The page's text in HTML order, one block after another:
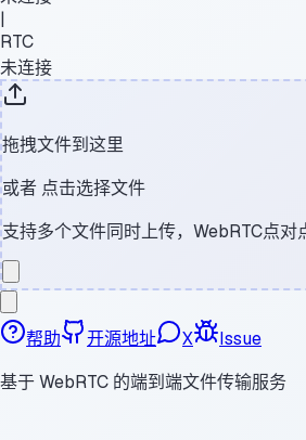
|
RTC
未连接
拖拽文件到这里
或者 点击选择文件
支持多个文件同时上传，WebRTC点对
帮助 开源地址 X
Issue
基于 WebRTC 的端到端文件传输服务